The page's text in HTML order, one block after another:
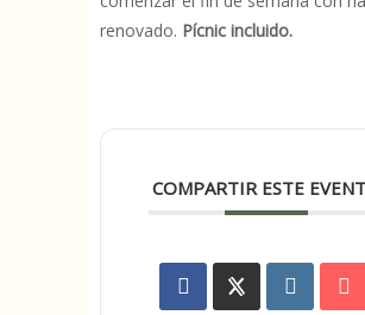
renovado. Pícnic incluido.
COMPARTIR ESTE